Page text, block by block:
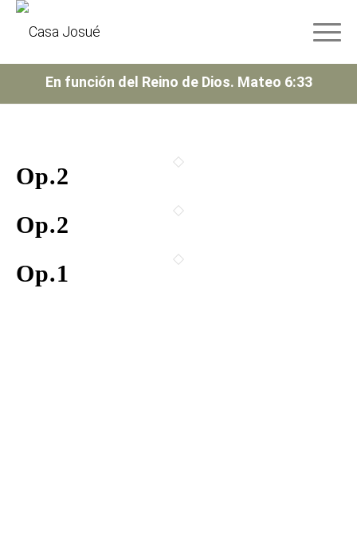
En función del Reino de Dios. Mateo 6:33
Op.2
Op.2
Op.1